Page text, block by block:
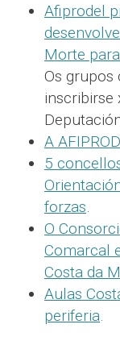
Afiprodel
Morte
Os grupos
inscribirse
A
5
forzas.
O
Comarcal
Costa da
Aulas
periferia.